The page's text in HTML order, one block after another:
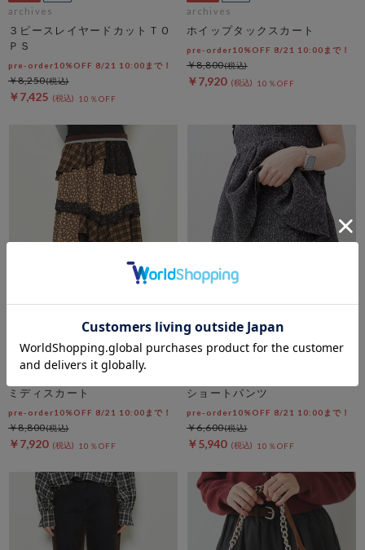
archives
３ピースレイヤードカットＴＯ
ＰＳ
pre-order10%OFF 8/21 10:00まで！
￥7,425 10％OFF
￥8,250
archives
ホイップタックスカート
pre-order10%OFF 8/21 10:00まで！
￥7,920 10％OFF
￥8,800
archives
ミディスカート
pre-order10%OFF 8/21 10:00まで！
￥7,920 10％OFF
￥8,800
archives
ショートパンツ
pre-order10%OFF 8/21 10:00まで！
￥5,940 10％OFF
￥6,600